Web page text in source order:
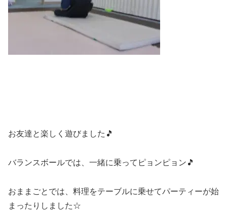
お友達と楽しく遊びました🎵
バランスボールでは、一緒に乗ってピョンピョン🎵
おままごとでは、料理をテーブルに乗せてパーティーが始
まったりしました☆